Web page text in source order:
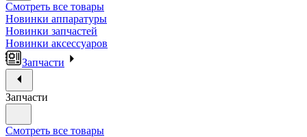
Смотреть все товары
Новинки аппаратуры
Новинки запчастей
Новинки аксессуаров
Запчасти
Запчасти
Смотреть все товары